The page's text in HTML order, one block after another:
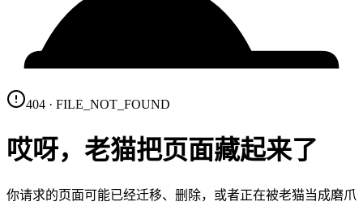
404 · FILE_NOT_FOUND
哎呀，老猫把页面藏起来了
你请求的页面可能已经迁移、删除，或者正在被老猫当成磨爪